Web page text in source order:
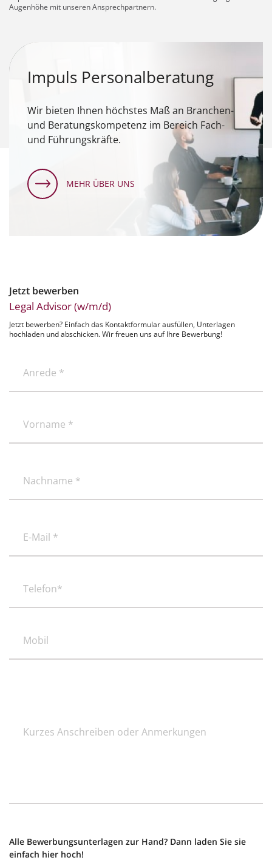
Augenhöhe mit unseren Ansprechpartnern.
Impuls Personalberatung
Wir bieten Ihnen höchstes Maß an Branchen-
und Beratungskompetenz im Bereich Fach-
und Führungskräfte.
MEHR ÜBER UNS
Jetzt bewerben
Legal Advisor (w/m/d)
Jetzt bewerben? Einfach das Kontaktformular ausfüllen, Unterlagen
hochladen und abschicken. Wir freuen uns auf Ihre Bewerbung!
Mail
(erforderlich)
Alle Bewerbungsunterlagen zur Hand? Dann laden Sie sie
einfach hier hoch!